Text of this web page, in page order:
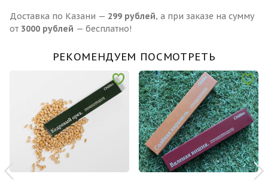
Доставка по Казани — 299 рублей, а при заказе на сумму
от 3000 рублей — бесплатно!
РЕКОМЕНДУЕМ ПОСМОТРЕТЬ